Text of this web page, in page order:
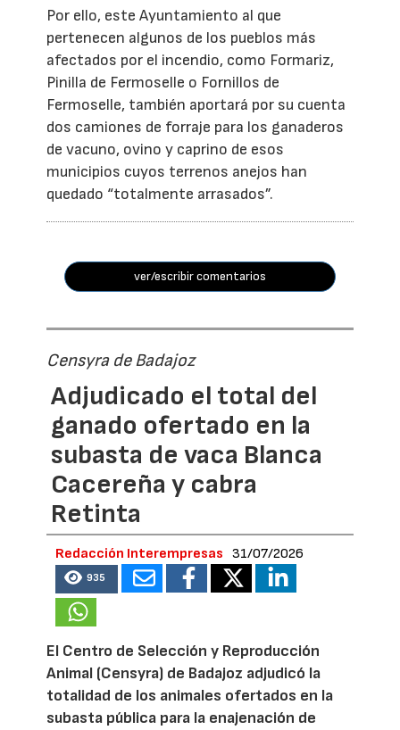
Por ello, este Ayuntamiento al que
pertenecen algunos de los pueblos más
afectados por el incendio, como Formariz,
Pinilla de Fermoselle o Fornillos de
Fermoselle, también aportará por su cuenta
dos camiones de forraje para los ganaderos
de vacuno, ovino y caprino de esos
municipios cuyos terrenos anejos han
quedado “totalmente arrasados”.
ver/escribir comentarios
Censyra de Badajoz
Adjudicado el total del
ganado ofertado en la
subasta de vaca Blanca
Cacereña y cabra
Retinta
Redacción Interempresas 31/07/2026
935
El Centro de Selección y Reproducción
Animal (Censyra) de Badajoz adjudicó la
totalidad de los animales ofertados en la
subasta pública para la enajenación de